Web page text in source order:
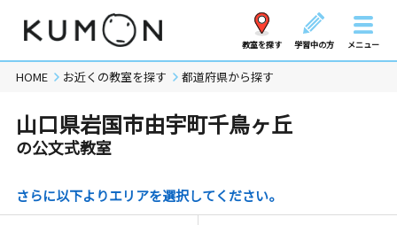
教室を探す 学習中の方 メニュー
HOME お近くの教室を探す 都道府県から探す
山口県岩国市由宇町千鳥ヶ丘
の公文式教室
さらに以下よりエリアを選択してください。